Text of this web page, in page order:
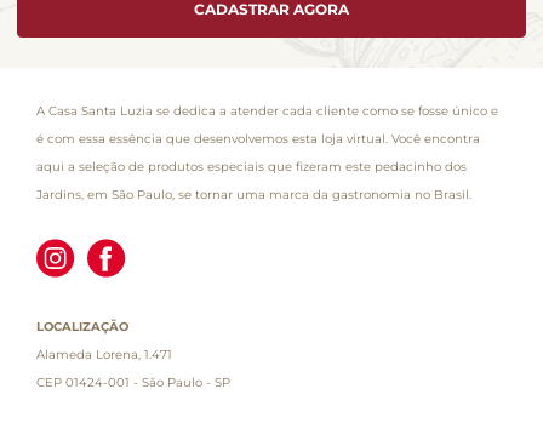
CADASTRAR AGORA
A Casa Santa Luzia se dedica a atender cada cliente como se fosse único e
é com essa essência que desenvolvemos esta loja virtual. Você encontra
aqui a seleção de produtos especiais que fizeram este pedacinho dos
Jardins, em São Paulo, se tornar uma marca da gastronomia no Brasil.
LOCALIZAÇÃO
Alameda Lorena, 1.471
CEP 01424-001 - São Paulo - SP